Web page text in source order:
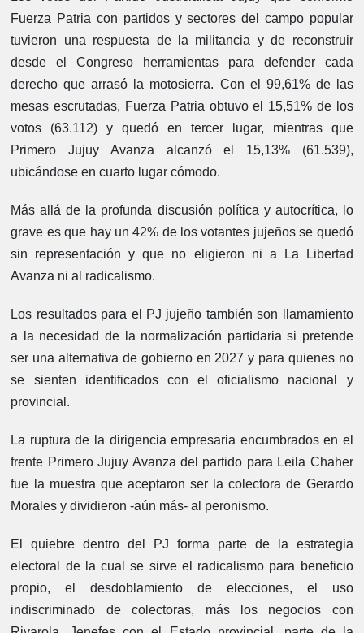
Fuerza Patria con partidos y sectores del campo popular
tuvieron una respuesta de la militancia y de reconstruir
desde el Congreso herramientas para defender cada
derecho que arrasó la motosierra. Con el 99,61% de las
mesas escrutadas, Fuerza Patria obtuvo el 15,51% de los
votos (63.112) y quedó en tercer lugar, mientras que
Primero Jujuy Avanza alcanzó el 15,13% (61.539),
ubicándose en cuarto lugar cómodo.
Más allá de la profunda discusión política y autocrítica, lo
grave es que hay un 42% de los votantes jujeños se quedó
sin representación y que no eligieron ni a La Libertad
Avanza ni al radicalismo.
Los resultados para el PJ jujeño también son llamamiento
a la necesidad de la normalización partidaria si pretende
ser una alternativa de gobierno en 2027 y para quienes no
se sienten identificados con el oficialismo nacional y
provincial.
La ruptura de la dirigencia empresaria encumbrados en el
frente Primero Jujuy Avanza del partido para Leila Chaher
fue la muestra que aceptaron ser la colectora de Gerardo
Morales y dividieron -aún más- al peronismo.
El quiebre dentro del PJ forma parte de la estrategia
electoral de la cual se sirve el radicalismo para beneficio
propio, el desdoblamiento de elecciones, el uso
indiscriminado de colectoras, más los negocios con